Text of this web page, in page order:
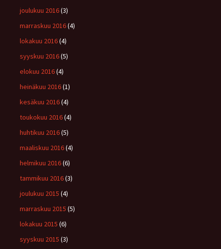
joulukuu 2016(3)
marraskuu 2016(4)
lokakuu 2016(4)
syyskuu 2016(5)
elokuu 2016(4)
heinäkuu 2016(1)
kesäkuu 2016(4)
toukokuu 2016(4)
huhtikuu 2016(5)
maaliskuu 2016(4)
helmikuu 2016(6)
tammikuu 2016(3)
joulukuu 2015 (4)
marraskuu 2015 (5)
lokakuu 2015 (6)
syyskuu 2015 (3)